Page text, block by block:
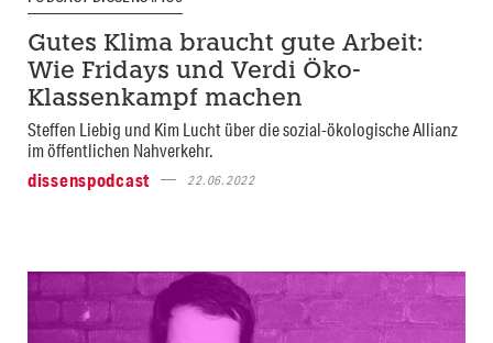
Gutes Klima braucht gute Arbeit:
Wie Fridays und Verdi Öko-
Klassenkampf machen
Steffen Liebig und Kim Lucht über die sozial-ökologische Allianz
im öffentlichen Nahverkehr.
dissenspodcast
22.06.2022